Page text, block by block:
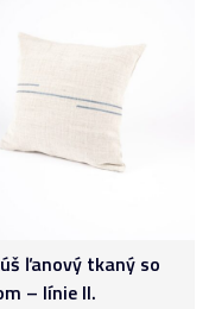
ľanový tkaný so
– línie II.